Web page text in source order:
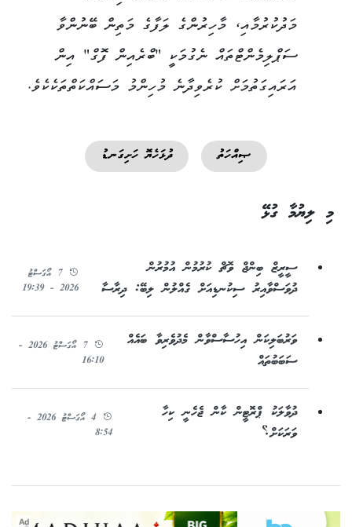
މަދުކުރުމާއި، މާހިރުންގެ ލަފާގެ މަތިން ބޭނުންވާ
ސަޕްލިމެންޓްތައް ނެގުމަކީ "ބްރެއިން ފޮގް" އިން
އަރައިގަތުމަށް ކުރެވިދާނެ މުހިންމު މަސައްކަތްތަކެކެވެ.
ޞިއްހަތު ދުޅަހެޔޮ ހަށިގަނޑު
މި ލިޔުމާ ގުޅޭ
ސީރީޒް ބިންޖް ވޮޗް ކުރުމުން އުމުރުން
ދުވަސްވާއިރު ސިކުނޑިއަށް ގެއްލުން ލިބޭ: ދިރާސާ
7 އޯގަސްޓު
2026 - 19:39
ވަރުބަލިކަން އިހުސާސްވާން މެދުވެރިވާ ބައެއް
ސަބަބުތައް
7 އޯގަސްޓު 2026 -
16:10
ދުވާލަކު ޕްރޮޓީން ކާން ޖެހެނީ ކިހާ
ވަރަކަށް؟
4 އޯގަސްޓު 2026 -
8:54
Ad